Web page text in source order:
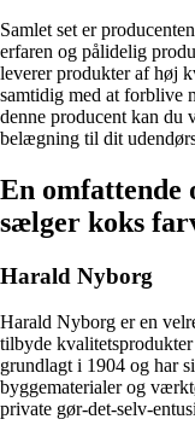
Samlet set er
erfaren og pålidelig
leverer produkter af høj
samtidig med at forblive
denne producent kan du
belægning til dit
En omfattende
sælger koks
Harald Nyborg
Harald Nyborg er en
tilbyde
grundlagt i 1904 og har
byggematerialer og
private gør-det-selv-